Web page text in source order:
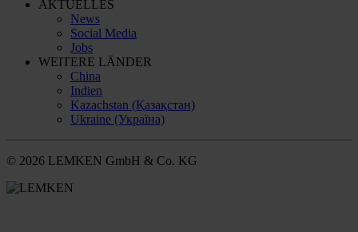
AKTUELLES
News
Social Media
Jobs
WEITERE LÄNDER
China
Indien
Kazachstan (Қазақстан)
Ukraine (Україна)
© 2026 LEMKEN GmbH & Co. KG